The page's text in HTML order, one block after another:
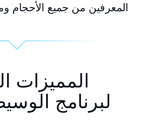
المعرفين من جميع الأحجام
المميزات
لبرنامج